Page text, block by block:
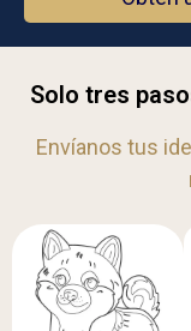
Solo tres
Envíanos tus